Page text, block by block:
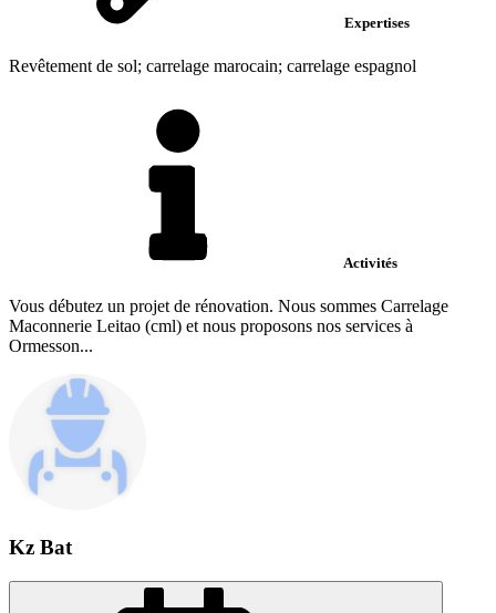
Expertises
Revêtement de sol; carrelage marocain; carrelage espagnol
Activités
Vous débutez un projet de rénovation. Nous sommes Carrelage
Maconnerie Leitao (cml) et nous proposons nos services à
Ormesson...
Kz Bat